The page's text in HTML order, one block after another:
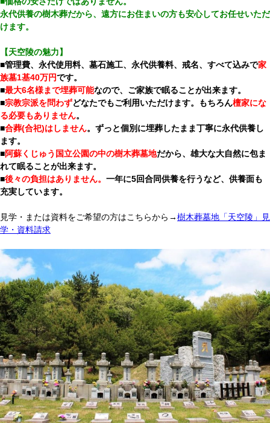
永代供養の樹木葬だから、遠方にお住まいの方も安心してお任せいただ
けます。
【天空陵の魅力】
■管理費、永代使用料、墓石施工、永代供養料、戒名、すべて込みで家
族墓1基40万円です。
■最大6名様まで埋葬可能なので、ご家族で眠ることが出来ます。
■宗教宗派を問わずどなたでもご利用いただけます。もちろん檀家にな
る必要もありません。
■合葬(合祀)はしません。ずっと個別に埋葬したまま丁寧に永代供養し
ます。
■阿蘇くじゅう国立公園の中の樹木葬墓地だから、雄大な大自然に包ま
れて眠ることが出来ます。
■後々の負担はありません。 一年に5回合同供養を行うなど、供養面も
充実しています。
見学・または資料をご希望の方はこちらから→樹木葬墓地「天空陵」見
学・資料請求